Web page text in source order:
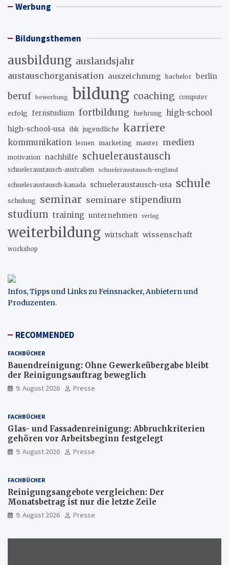
Werbung
Bildungsthemen
ausbildung auslandsjahr
austauschorganisation auszeichnung bachelor berlin
beruf bewerbung bildung coaching computer
erfolg fernstudium fortbildung fuehrung high-school
high-school-usa ihk jugendliche karriere
kommunikation lernen marketing master medien
motivation nachhilfe schueleraustausch
schueleraustausch-australien schueleraustausch-england
schueleraustausch-kanada schueleraustausch-usa schule
schulung seminar seminare stipendium
studium training unternehmen verlag
weiterbildung wirtschaft wissenschaft
workshop
Infos, Tipps und Links zu Feinsnacker, Anbietern und
Produzenten.
RECOMMENDED
FACHBÜCHER
Bauendreinigung: Ohne Gewerkeübergabe bleibt
der Reinigungsauftrag beweglich
9. August 2026 Presse
FACHBÜCHER
Glas- und Fassadenreinigung: Abbruchkriterien
gehören vor Arbeitsbeginn festgelegt
9. August 2026 Presse
FACHBÜCHER
Reinigungsangebote vergleichen: Der
Monatsbetrag ist nur die letzte Zeile
9. August 2026 Presse